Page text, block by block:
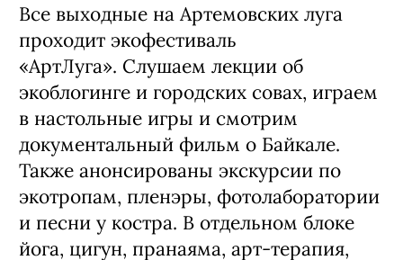
Все выходные на Артемовских луга
проходит экофестиваль
«АртЛуга». Слушаем лекции об
экоблогинге и городских совах, играем
в настольные игры и смотрим
документальный фильм о Байкале.
Также анонсированы экскурсии по
экотропам, пленэры, фотолаборатории
и песни у костра. В отдельном блоке
йога, цигун, пранаяма, арт-терапия,